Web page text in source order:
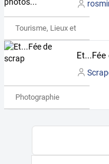
Tourisme, Lieux et
Photographie